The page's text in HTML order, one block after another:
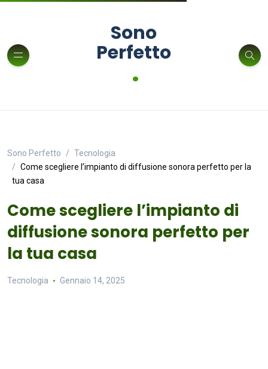
Sono
Perfetto
.
Sono Perfetto
Tecnologia
Come scegliere l’impianto di diffusione sonora perfetto per la
tua casa
Come scegliere l’impianto di
diffusione sonora perfetto per
la tua casa
Tecnologia Gennaio 14, 2025